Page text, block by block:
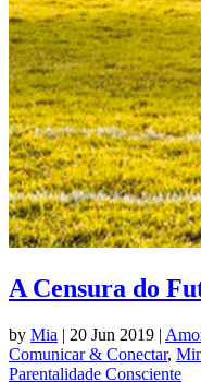
A Censura do
by Mia | 20 Jun 2019 |
Comunicar & Conectar,
Parentalidade Consciente